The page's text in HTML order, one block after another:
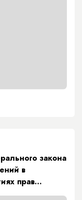
закона
в
прав
Российской